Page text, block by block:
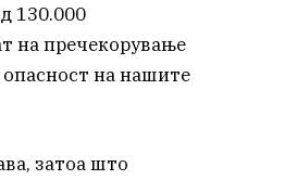
130.000
на пречекорување
опасност на нашите
затоа што